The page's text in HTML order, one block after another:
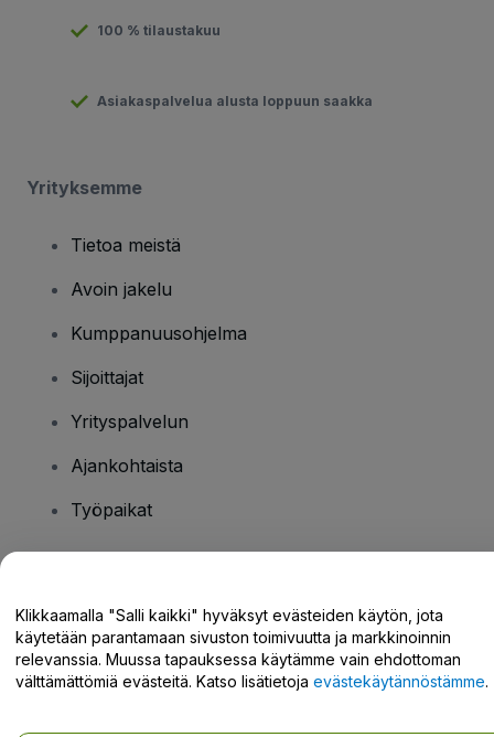
100 % tilaustakuu
Asiakaspalvelua alusta loppuun saakka
Yrityksemme
Tietoa meistä
Avoin jakelu
Kumppanuusohjelma
Sijoittajat
Yrityspalvelun
Ajankohtaista
Työpaikat
Tukikeskus / Ota meihin yhteyttä
Klikkaamalla "Salli kaikki" hyväksyt evästeiden käytön, jota
käytetään parantamaan sivuston toimivuutta ja markkinoinnin
relevanssia. Muussa tapauksessa käytämme vain ehdottoman
välttämättömiä evästeitä. Katso lisätietoja evästekäytännöstämme.